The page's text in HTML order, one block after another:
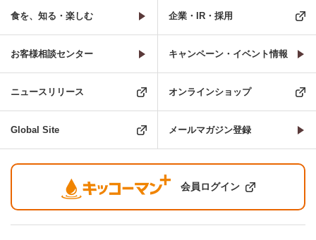
食を、知る・楽しむ 企業・IR・採用
お客様相談センター キャンペーン・イベント情報
ニュースリリース オンラインショップ
Global Site メールマガジン登録
会員ログイン